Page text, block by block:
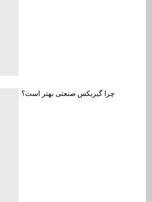
چرا گیربکس صنعتی بهتر است؟